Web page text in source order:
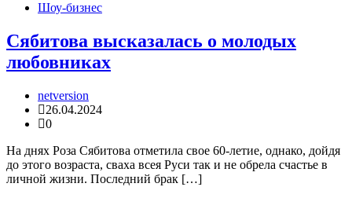
Шоу-бизнес
Сябитова высказалась о молодых
любовниках
netversion
26.04.2024
0
На днях Роза Сябитова отметила свое 60-летие, однако, дойдя
до этого возраста, сваха всея Руси так и не обрела счастье в
личной жизни. Последний брак […]